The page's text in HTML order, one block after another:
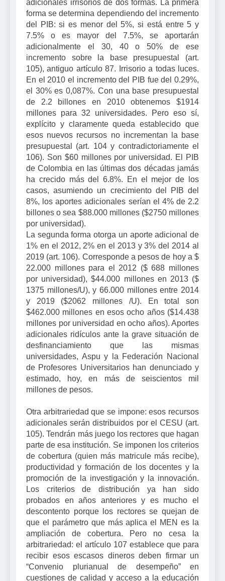
adicionales irrisorios de dos formas. La primera
forma se determina dependiendo del incremento
del PIB: si es menor del 5%, si está entre 5 y
7.5% o es mayor del 7.5%, se aportarán
adicionalmente el 30, 40 o 50% de ese
incremento sobre la base presupuestal (art.
105), antiguo artículo 87. Irrisorio a todas luces.
En el 2010 el incremento del PIB fue del 0.29%,
el 30% es 0,087%. Con una base presupuestal
de 2.2 billones en 2010 obtenemos $1914
millones para 32 universidades. Pero eso sí,
explícito y claramente queda establecido que
esos nuevos recursos no incrementan la base
presupuestal (art. 104 y contradictoriamente el
106). Son $60 millones por universidad. El PIB
de Colombia en las últimas dos décadas jamás
ha crecido más del 6.8%. En el mejor de los
casos, asumiendo un crecimiento del PIB del
8%, los aportes adicionales serían el 4% de 2.2
billones o sea $88.000 millones ($2750 millones
por universidad).
La segunda forma otorga un aporte adicional de
1% en el 2012, 2% en el 2013 y 3% del 2014 al
2019 (art. 106). Corresponde a pesos de hoy a $
22.000 millones para el 2012 ($ 688 millones
por universidad), $44.000 millones en 2013 ($
1375 millones/U), y 66.000 millones entre 2014
y 2019 ($2062 millones /U). En total son
$462.000 millones en esos ocho años ($14.438
millones por universidad en ocho años). Aportes
adicionales ridículos ante la grave situación de
desfinanciamiento que las mismas
universidades, Aspu y
la Federación Nacional
de Profesores Universitarios han denunciado y
estimado, hoy, en más de seiscientos mil
millones de pesos.
Otra arbitrariedad que se impone: esos recursos
adicionales serán distribuidos por el CESU (art.
105). Tendrán más juego los rectores que hagan
parte de esa institución. Se imponen los criterios
de cobertura (quien más matricule más recibe),
productividad y formación de los docentes y la
promoción de la investigación y la innovación.
Los criterios de distribución ya han sido
probados en años anteriores y es mucho el
descontento porque los rectores se quejan de
que el parámetro que más aplica el MEN es la
ampliación de cobertura. Pero no cesa la
arbitrariedad: el artículo 107 establece que para
recibir esos escasos dineros deben firmar un
“Convenio plurianual de desempeño” en
cuestiones de calidad y acceso a la educación